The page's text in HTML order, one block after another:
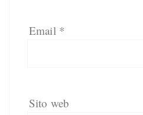
Email *
Sito web